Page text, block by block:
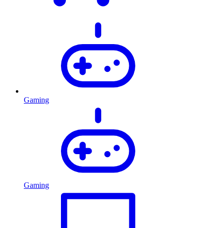
Gaming
Gaming